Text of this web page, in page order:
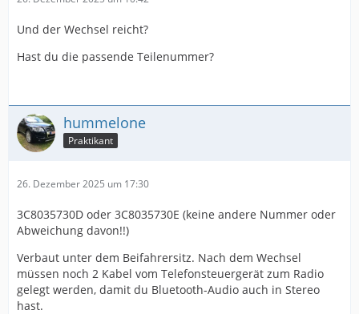
Und der Wechsel reicht?
Hast du die passende Teilenummer?
hummelone
Praktikant
26. Dezember 2025 um 17:30
3C8035730D oder 3C8035730E (keine andere Nummer oder
Abweichung davon!!)
Verbaut unter dem Beifahrersitz. Nach dem Wechsel
müssen noch 2 Kabel vom Telefonsteuergerät zum Radio
gelegt werden, damit du Bluetooth-Audio auch in Stereo
hast.